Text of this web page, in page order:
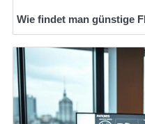
Wie findet man günstige